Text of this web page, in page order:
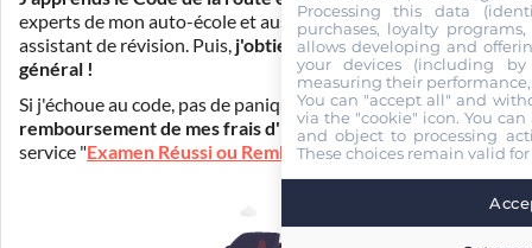
experts de mon auto-école et aussi par Mister Codes, mon
assistant de révision. Puis, j'obtiens l'examen théorique
général !
Si j'échoue au code, pas de panique ! Je peux bénéficier du
remboursement de mes frais d'inscription(30€) grâce au
service "Examen Réussi ou Remboursé".
Processing this data
purchases, loyalty
allows developing and
your devices (including
measuring their
You can "accept all" and
via the "cookie" icon. You
and object to processing
These choices remain valid